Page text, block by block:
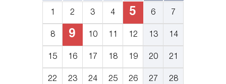
2 3 4 5 6 7
8 9 10 12 13 14
15 16 17 18 19 20 21
22 23 24 25 26 27 28